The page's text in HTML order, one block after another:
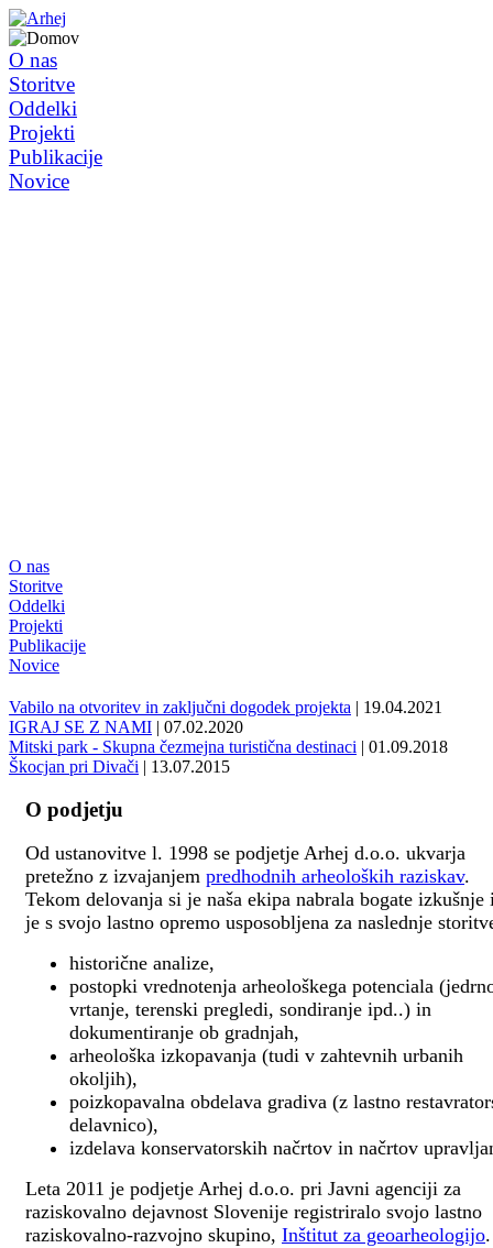
O nas
Storitve
Oddelki
Projekti
Publikacije
Novice
O nas
Storitve
Oddelki
Projekti
Publikacije
Novice
Vabilo na otvoritev in zaključni dogodek projekta | 19.04.2021
IGRAJ SE Z NAMI | 07.02.2020
Mitski park - Skupna čezmejna turistična destinaci | 01.09.2018
Škocjan pri Divači | 13.07.2015
O podjetju
Od ustanovitve l. 1998 se podjetje Arhej d.o.o. ukvarja
pretežno z izvajanjem predhodnih arheoloških raziskav.
Tekom delovanja si je naša ekipa nabrala bogate izkušnje
je s svojo lastno opremo usposobljena za naslednje
historične analize,
postopki vrednotenja arheološkega potenciala
vrtanje, terenski pregledi, sondiranje ipd..) in
dokumentiranje ob gradnjah,
arheološka izkopavanja (tudi v zahtevnih urbanih
okoljih),
poizkopavalna obdelava gradiva (z lastno
delavnico),
izdelava konservatorskih načrtov in načrtov
Leta 2011 je podjetje Arhej d.o.o. pri Javni agenciji za
raziskovalno dejavnost Slovenije registriralo svojo lastno
raziskovalno-razvojno skupino, Inštitut za geoarheologijo.